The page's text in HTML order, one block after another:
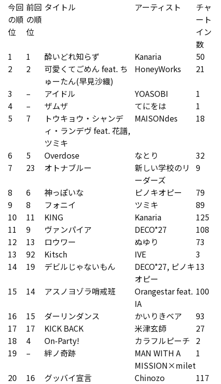
今回
の順
位
前回
の順
位
タイトル アーティスト
チャ
ート
イン
数
1
1 酔いどれ知らず Kanaria
50
2
2
可愛くてごめん feat. ち
ゅーたん(早見沙織)
HoneyWorks 21
3 – アイドル YOASOBI
1
4
– ザムザ てにをは
1
5
7
トウキョウ・シャンデ
ィ・ランデヴ feat. 花譜,
ツミキ
MAISONdes 18
6 5 Overdose なとり
32
7
23 オトナブルー
新しい学校のリ
ーダーズ
9
8 6 神っぽいな ピノキオピー
79
9
8 フォニイ ツミキ
89
10
11 KING Kanaria
125
11
9 ヴァンパイア DECO*27
108
12
13 ロウワー ぬゆり
73
13
92 Kitsch IVE
3
14
19 デビルじゃないもん
DECO*27, ピノキ
オピー
13
15 14 アスノヨゾラ哨戒班
Orangestar feat.
IA
100
16 15 ダーリンダンス かいりきベア
93
17
17 KICK BACK 米津玄師
27
18
4 On-Party! カラフルピーチ 2
19
– 絆ノ奇跡
MAN WITH A
MISSION×milet
1
20 16 グッバイ宣言 Chinozo 117